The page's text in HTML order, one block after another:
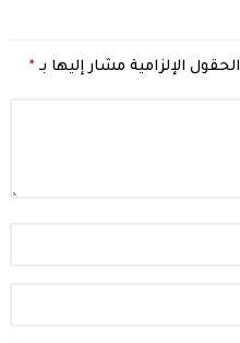
الحقول الإلزامية مشار إليها بـ *